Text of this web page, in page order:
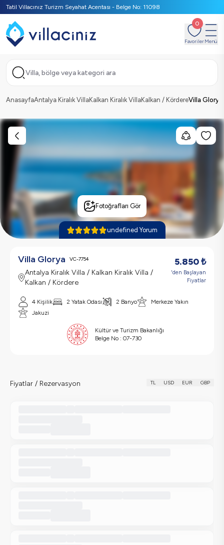
Tatil Villacınız Turizm Seyahat Acentası - Belge No: 11098
0
FavorilerMenü
Villa, bölge veya kategori ara
AnasayfaAntalya Kiralık VillaKalkan Kiralık VillaKalkan / KördereVilla Glorya
Fotoğrafları Gör
undefined Yorum
Villa Glorya VC-7754
Antalya Kiralık Villa / Kalkan Kiralık Villa /
Kalkan / Kördere
5.850₺
'den Başlayan
Fiyatlar
4 Kişilik 2 Yatak Odası 2 Banyo
Merkeze Yakın
Jakuzi
Kültür ve Turizm Bakanlığı
Belge No : 07-730
Fiyatlar / Rezervasyon TL USD EUR GBP